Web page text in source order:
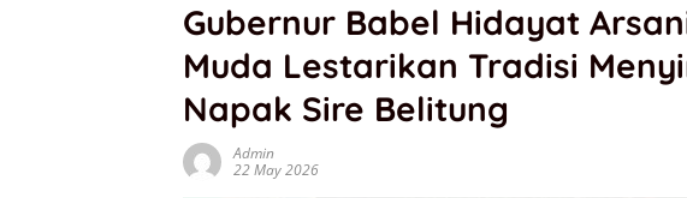
Gubernur Babel Hidayat
Muda Lestarikan Tradisi
Napak Sire Belitung
Admin
22 May 2026